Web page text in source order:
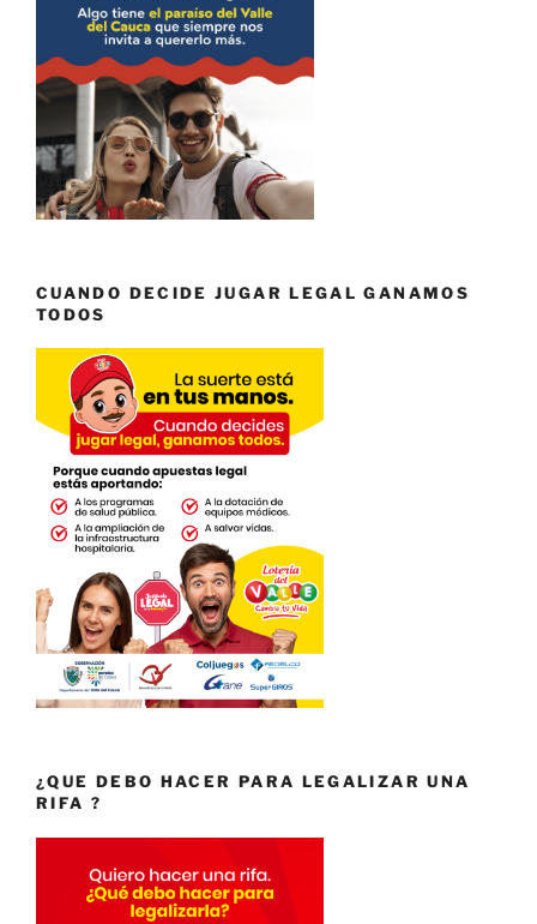
CUANDO DECIDE JUGAR LEGAL GANAMOS
TODOS
¿QUE DEBO HACER PARA LEGALIZAR UNA
RIFA ?